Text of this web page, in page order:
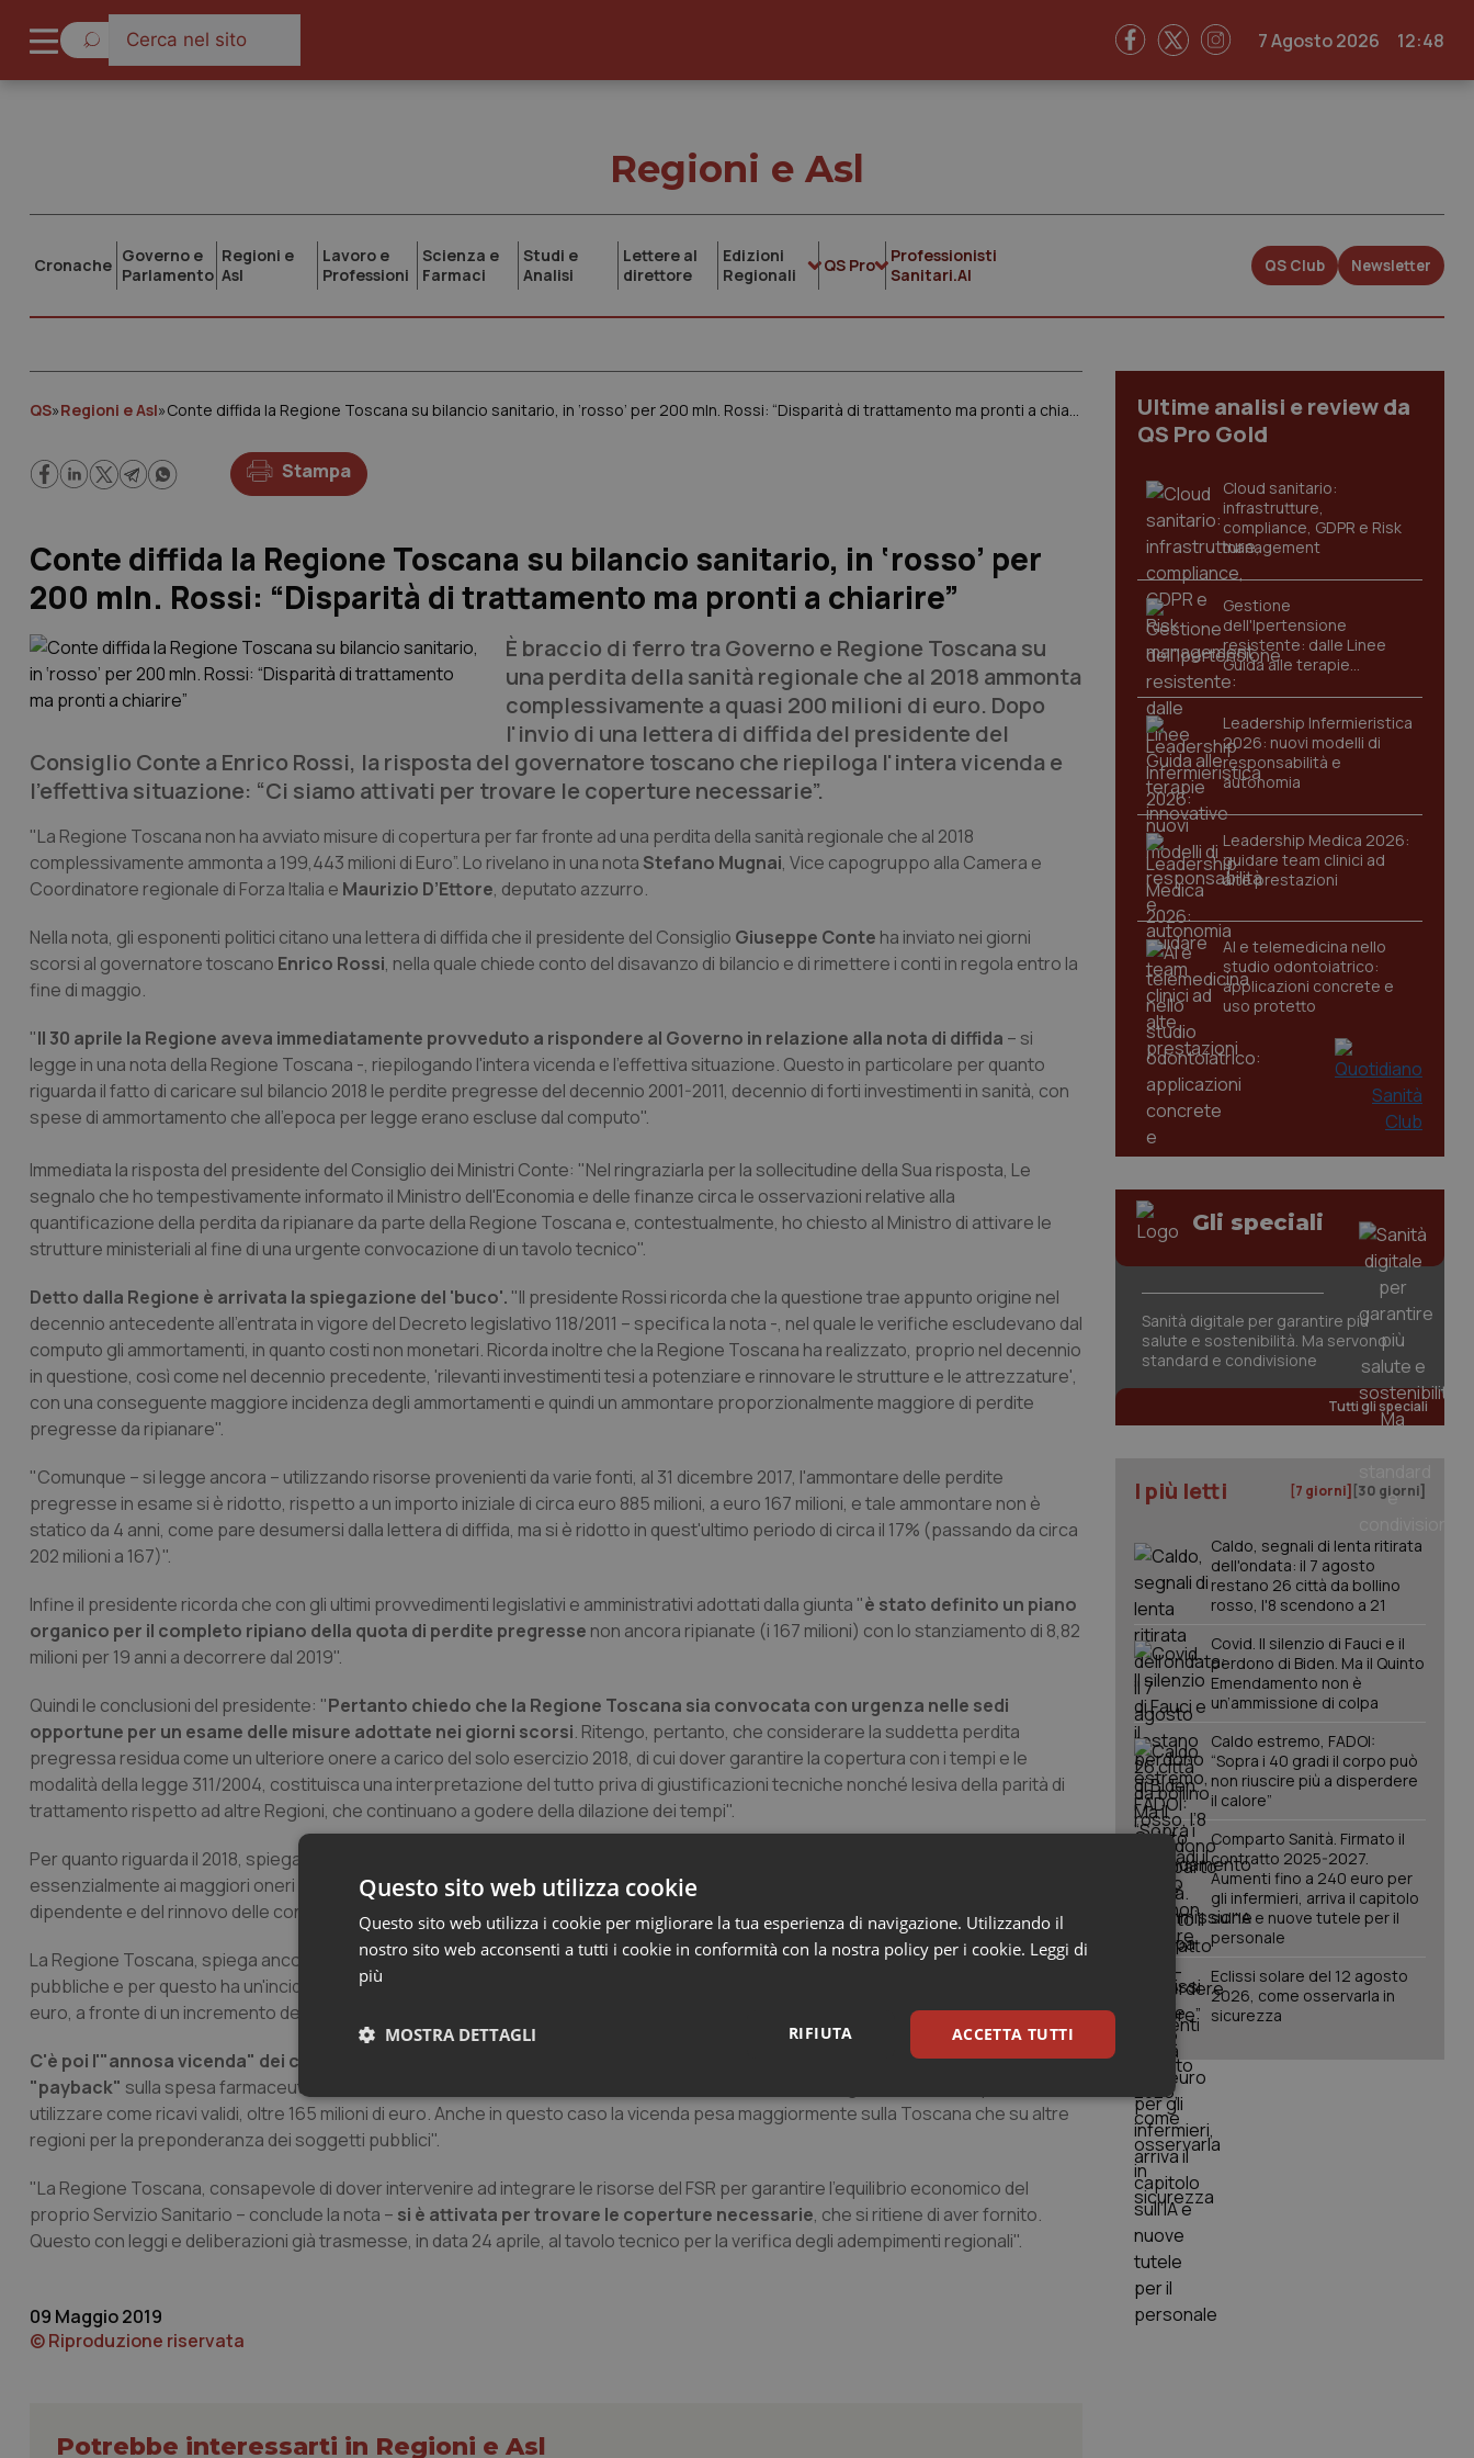
7 Agosto 2026 12:48
Regioni e Asl
Cronache Governo e
Parlamento
Regioni e
Asl
Lavoro e
Professioni
Scienza e
Farmaci
Studi e
Analisi
Lettere al
direttore
Edizioni
Regionali
QS Pro
Professionisti
Sanitari.AI
QS Club Newsletter
QS»Regioni e Asl» Conte diffida la Regione Toscana su bilancio sanitario, in ‘rosso’ per 200 mln. Rossi: “Disparità di trattamento ma pronti a chiarire”
Stampa
Conte diffida la Regione Toscana su bilancio sanitario, in ‘rosso’ per
200 mln. Rossi: “Disparità di trattamento ma pronti a chiarire”
È braccio di ferro tra Governo e Regione Toscana su
una perdita della sanità regionale che al 2018 ammonta
complessivamente a quasi 200 milioni di euro. Dopo
l'invio di una lettera di diffida del presidente del
Consiglio Conte a Enrico Rossi, la risposta del governatore toscano che riepiloga l'intera vicenda e
l’effettiva situazione: “Ci siamo attivati per trovare le coperture necessarie”.
"La Regione Toscana non ha avviato misure di copertura per far fronte ad una perdita della sanità regionale che al 2018
complessivamente ammonta a 199,443 milioni di Euro”. Lo rivelano in una nota Stefano Mugnai, Vice capogruppo alla Camera e
Coordinatore regionale di Forza Italia e Maurizio D’Ettore, deputato azzurro.
Nella nota, gli esponenti politici citano una lettera di diffida che il presidente del Consiglio Giuseppe Conte ha inviato nei giorni
scorsi al governatore toscano Enrico Rossi, nella quale chiede conto del disavanzo di bilancio e di rimettere i conti in regola entro la
fine di maggio.
"Il 30 aprile la Regione aveva immediatamente provveduto a rispondere al Governo in relazione alla nota di diffida – si
legge in una nota della Regione Toscana -, riepilogando l'intera vicenda e l'effettiva situazione. Questo in particolare per quanto
riguarda il fatto di caricare sul bilancio 2018 le perdite pregresse del decennio 2001-2011, decennio di forti investimenti in sanità, con
spese di ammortamento che all'epoca per legge erano escluse dal computo".
Immediata la risposta del presidente del Consiglio dei Ministri Conte: "Nel ringraziarla per la sollecitudine della Sua risposta, Le
segnalo che ho tempestivamente informato il Ministro dell'Economia e delle finanze circa le osservazioni relative alla
quantificazione della perdita da ripianare da parte della Regione Toscana e, contestualmente, ho chiesto al Ministro di attivare le
strutture ministeriali al fine di una urgente convocazione di un tavolo tecnico".
Detto dalla Regione è arrivata la spiegazione del 'buco'. "Il presidente Rossi ricorda che la questione trae appunto origine nel
decennio antecedente all'entrata in vigore del Decreto legislativo 118/2011 – specifica la nota -, nel quale le verifiche escludevano dal
computo gli ammortamenti, in quanto costi non monetari. Ricorda inoltre che la Regione Toscana ha realizzato, proprio nel decennio
in questione, così come nel decennio precedente, 'rilevanti investimenti tesi a potenziare e rinnovare le strutture e le attrezzature',
con una conseguente maggiore incidenza degli ammortamenti e quindi un ammontare proporzionalmente maggiore di perdite
pregresse da ripianare".
"Comunque – si legge ancora – utilizzando risorse provenienti da varie fonti, al 31 dicembre 2017, l'ammontare delle perdite
pregresse in esame si è ridotto, rispetto a un importo iniziale di circa euro 885 milioni, a euro 167 milioni, e tale ammontare non è
statico da 4 anni, come pare desumersi dalla lettera di diffida, ma si è ridotto in quest'ultimo periodo di circa il 17% (passando da circa
202 milioni a 167)".
Infine il presidente ricorda che con gli ultimi provvedimenti legislativi e amministrativi adottati dalla giunta "è stato definito un piano
organico per il completo ripiano della quota di perdite pregresse non ancora ripianate (i 167 milioni) con lo stanziamento di 8,82
milioni per 19 anni a decorrere dal 2019".
Quindi le conclusioni del presidente: "Pertanto chiedo che la Regione Toscana sia convocata con urgenza nelle sedi
opportune per un esame delle misure adottate nei giorni scorsi. Ritengo, pertanto, che considerare la suddetta perdita
pregressa residua come un ulteriore onere a carico del solo esercizio 2018, di cui dover garantire la copertura con i tempi e le
modalità della legge 311/2004, costituisca una interpretazione del tutto priva di giustificazioni tecniche nonché lesiva della parità di
trattamento rispetto ad altre Regioni, che continuano a godere della dilazione dei tempi".
Per quanto riguarda il 2018, spiega il presidente, "lo squilibrio economico del SSR per l'esercizio 2018 è da addebitarsi
essenzialmente ai maggiori oneri gravanti sulle Regioni a seguito del rinnovo dei contratti nazionali di lavoro per il personale
dipendente e del rinnovo delle convenzioni uniche nazionali mediche".
La Regione Toscana, spiega ancora il presidente, "garantisce i Livelli essenziali di assistenza quasi interamente tramite strutture
pubbliche e per questo ha un'incidenza maggiore di tali costi rispetto ad altre Regioni: maggiori costi calcolabili in circa 108 milioni di
euro, a fronte di un incremento dell'FSR garantito allo Stato di soli circa 45 milioni".
C'è poi l'"annosa vicenda" dei contenziosi ancora irrisolti tra Aifa e aziende farmaceutiche relative al cosiddetto
"payback" sulla spesa farmaceutica "che a tutto il 2018 non hanno consentito di iscrivere nei bilanci regionali, o comunque di
utilizzare come ricavi validi, oltre 165 milioni di euro. Anche in questo caso la vicenda pesa maggiormente sulla Toscana che su altre
regioni per la preponderanza dei soggetti pubblici".
"La Regione Toscana, consapevole di dover intervenire ad integrare le risorse del FSR per garantire l'equilibrio economico del
proprio Servizio Sanitario – conclude la nota – si è attivata per trovare le coperture necessarie, che si ritiene di aver fornito.
Questo con leggi e deliberazioni già trasmesse, in data 24 aprile, al tavolo tecnico per la verifica degli adempimenti regionali".
09 Maggio 2019
© Riproduzione riservata
Potrebbe interessarti in Regioni e Asl
Ultime analisi e review da
QS Pro Gold
Cloud sanitario:
infrastrutture,
compliance, GDPR e Risk
management
Gestione
dell'Ipertensione
resistente: dalle Linee
Guida alle terapie
innovative
Leadership Infermieristica
2026: nuovi modelli di
responsabilità e
autonomia
Leadership Medica 2026:
guidare team clinici ad
alte prestazioni
AI e telemedicina nello
studio odontoiatrico:
applicazioni concrete e
uso protetto
Gli speciali
Sanità digitale per garantire più
salute e sostenibilità. Ma servono
standard e condivisione
Tutti gli speciali
I più letti [7 giorni] [30 giorni]
Caldo, segnali di lenta ritirata
dell'ondata: il 7 agosto
restano 26 città da bollino
rosso, l'8 scendono a 21
Covid. Il silenzio di Fauci e il
perdono di Biden. Ma il Quinto
Emendamento non è
un’ammissione di colpa
Caldo estremo, FADOI:
“Sopra i 40 gradi il corpo può
non riuscire più a disperdere
il calore”
Comparto Sanità. Firmato il
contratto 2025-2027.
Aumenti fino a 240 euro per
gli infermieri, arriva il capitolo
sull'IA e nuove tutele per il
personale
Eclissi solare del 12 agosto
2026, come osservarla in
sicurezza
Questo sito web utilizza cookie
Questo sito web utilizza i cookie per migliorare la tua esperienza di navigazione. Utilizzando il
nostro sito web acconsenti a tutti i cookie in conformità con la nostra policy per i cookie. Leggi di
più
ACCETTA TUTTI
RIFIUTA
MOSTRA DETTAGLI
Necessari Statistici Marketing
Marketing